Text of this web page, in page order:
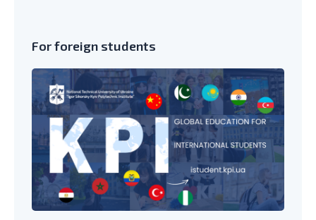
For foreign students